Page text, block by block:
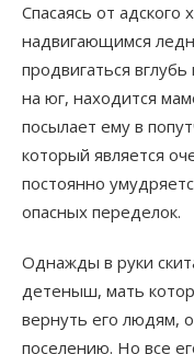
Спасаясь от адского
надвигающимся
продвигаться
на юг, находится
посылает ему в
который является
постоянно
опасных переделок.
Однажды в руки
детеныш, мать
вернуть его людям,
поселению. Но все